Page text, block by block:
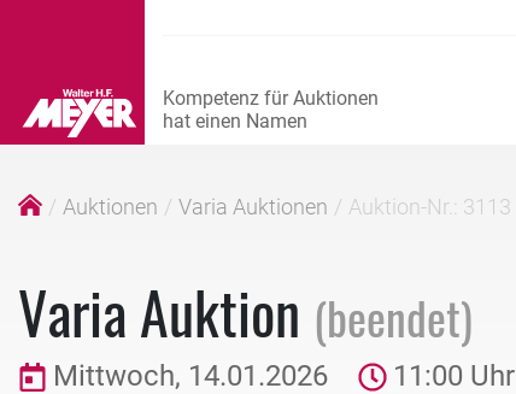
Auktionen Varia Auktionen Auktion-Nr.: 3113
Varia Auktion (beendet)
Mittwoch, 14.01.2026 11:00 Uhr